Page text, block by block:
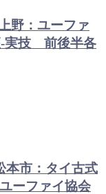
野：ユーファ
-実技 前後半各
本市：タイ古式
ーファイ協会